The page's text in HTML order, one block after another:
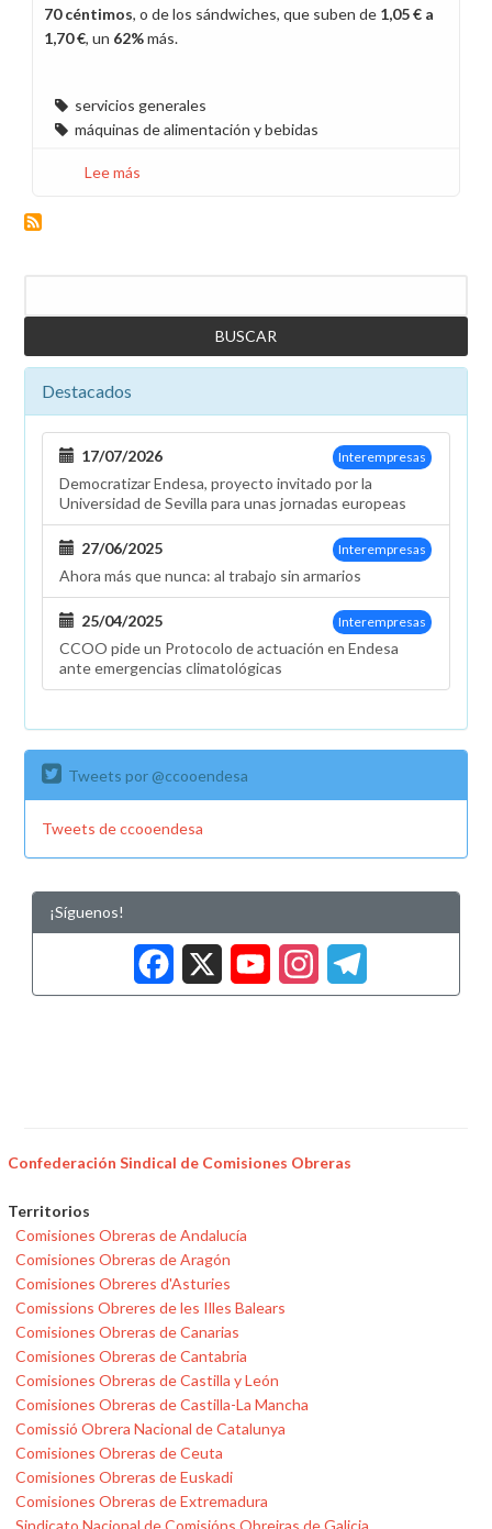
70 céntimos, o de los sándwiches, que suben de 1,05 € a
1,70 €, un 62%más.
servicios generales
máquinas de alimentación y bebidas
Lee más
precios
las
de
bebidas
y
alimentos
tras
desproporcionada
subida
la
semana
pasada
Destacados
Interempresas
17/07/2026
Democratizar Endesa, proyecto invitado por la
Universidad de Sevilla para unas jornadas europeas
Interempresas
27/06/2025
Ahora más que nunca: al trabajo sin armarios
Interempresas
25/04/2025
CCOO pide un Protocolo de actuación en Endesa
ante emergencias climatológicas
Tweets por @ccooendesa
Tweets de ccooendesa
¡Síguenos!
Facebook
X
Confederación Sindical de Comisiones Obreras
Territorios
Comisiones Obreras de Andalucía
Comisiones Obreras de Aragón
Comisiones Obreres d'Asturies
Comissions Obreres de les Illes Balears
Comisiones Obreras de Canarias
Comisiones Obreras de Cantabria
Comisiones Obreras de Castilla y León
Comisiones Obreras de Castilla-La Mancha
Comissió Obrera Nacional de Catalunya
Comisiones Obreras de Ceuta
Comisiones Obreras de Euskadi
Comisiones Obreras de Extremadura
Sindicato Nacional de Comisións Obreiras de Galicia